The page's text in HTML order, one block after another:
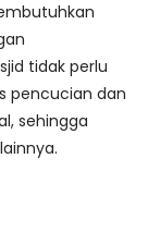
tidak perlu
pencucian dan
sehingga